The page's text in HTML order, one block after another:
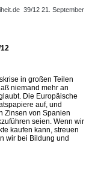
39/12 21. September
in großen Teilen
niemand mehr an
Die Europäische
auf, und
Zinsen von Spanien
seien. Wenn wir
kaufen kann, streuen
wir bei Bildung und